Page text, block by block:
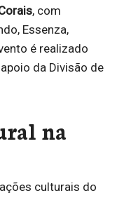
, com
Essenza,
é realizado
da Divisão de
na
culturais do